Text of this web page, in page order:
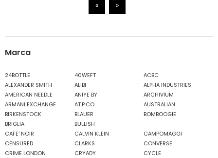
« »
Marca
24BOTTLE 40WEFT
ACBC
ALEXANDER SMITH
ALIBI
ALPHA INDUSTRIES
AMERICAN NEEDLE
ANIYE BY
ARCHIVIUM
ARMANI EXCHANGE
AT.P.CO
AUSTRALIAN
BIRKENSTOCK
BLAUER
BOMBOOGIE
BRIGLIA
BULLISH
CAFE' NOIR
CALVIN KLEIN
CAMPOMAGGI
CENSURED
CLARKS
CONVERSE
CRIME LONDON
CRYADY CYCLE